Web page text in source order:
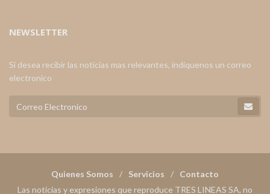
NEWSLETTER
Si desea recibir las noticias mas relevantes, indiquenos un correo
electronico
Quienes Somos Servicios
Contacto
Las noticias y expresiones que reproduce TRES LINEAS SA, no